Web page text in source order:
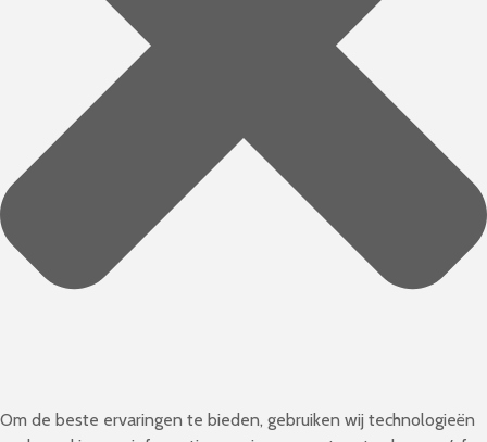
Om de beste ervaringen te bieden, gebruiken wij technologieën